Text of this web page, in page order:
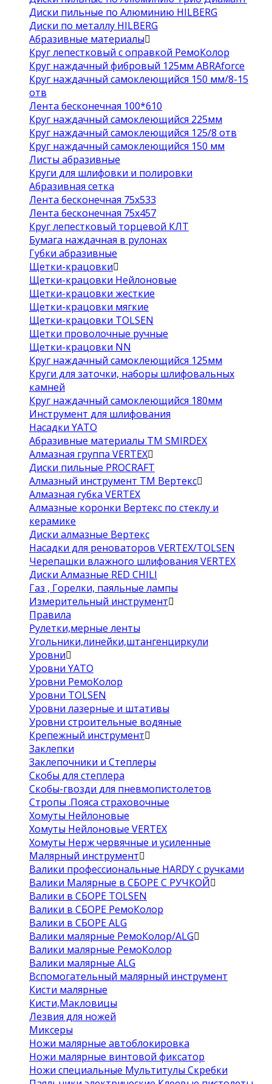
Диски пильные по Алюминию HILBERG
Диски по металлу HILBERG
Абразивные материалы
Круг лепестковый с оправкой РемоКолор
Круг наждачный фибровый 125мм ABRAforce
Круг наждачный самоклеющийся 150 мм/8-15
отв
Лента бесконечная 100*610
Круг наждачный самоклеющийся 225мм
Круг наждачный самоклеющийся 125/8 отв
Круг наждачный самоклеющийся 150 мм
Листы абразивные
Круги для шлифовки и полировки
Абразивная сетка
Лента бесконечная 75х533
Лента бесконечная 75х457
Круг лепестковый торцевой КЛТ
Бумага наждачная в рулонах
Губки абразивные
Щетки-крацовки
Щетки-крацовки Нейлоновые
Щетки-крацовки жесткие
Щетки-крацовки мягкие
Щетки-крацовки TOLSEN
Щетки проволочные ручные
Щетки-крацовки NN
Круг наждачный самоклеющийся 125мм
Круги для заточки, наборы шлифовальных
камней
Круг наждачный самоклеющийся 180мм
Инструмент для шлифования
Насадки YATO
Абразивные материалы ТМ SMIRDEX
Алмазная группа VERTEX
Диски пильные PROCRAFT
Алмазный инструмент ТМ Вертекс
Алмазная губка VERTEX
Алмазные коронки Вертекс по стеклу и
керамике
Диски алмазные Вертекс
Насадки для реноваторов VERTEX/TOLSEN
Черепашки влажного шлифования VERTEX
Диски Алмазные RED CHILI
Газ , Горелки, паяльные лампы
Измерительный инструмент
Правила
Рулетки,мерные ленты
Угольники,линейки,штангенциркули
Уровни
Уровни YATO
Уровни РемоКолор
Уровни TOLSEN
Уровни лазерные и штативы
Уровни строительные водяные
Крепежный инструмент
Заклепки
Заклепочники и Степлеры
Скобы для степлера
Скобы-гвозди для пневмопистолетов
Стропы .Пояса страховочные
Хомуты Нейлоновые
Хомуты Нейлоновые VERTEX
Хомуты Нерж червячные и усиленные
Малярный инструмент
Валики профессиональные HARDY с ручками
Валики Малярные в СБОРЕ С РУЧКОЙ
Валики в СБОРЕ TOLSEN
Валики в СБОРЕ РемоКолор
Валики в СБОРЕ ALG
Валики малярные РемоКолор/ALG
Валики малярные РемоКолор
Валики малярные ALG
Вспомогательный малярный инструмент
Кисти малярные
Кисти,Макловицы
Лезвия для ножей
Миксеры
Ножи малярные автоблокировка
Ножи малярные винтовой фиксатор
Ножи специальные Мультитулы Скребки